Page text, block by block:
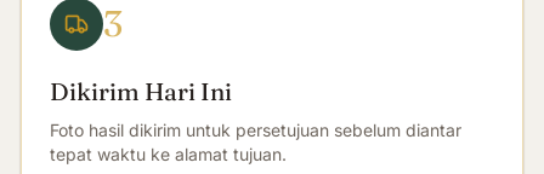
3
Dikirim Hari Ini
Foto hasil dikirim untuk persetujuan sebelum diantar
tepat waktu ke alamat tujuan.